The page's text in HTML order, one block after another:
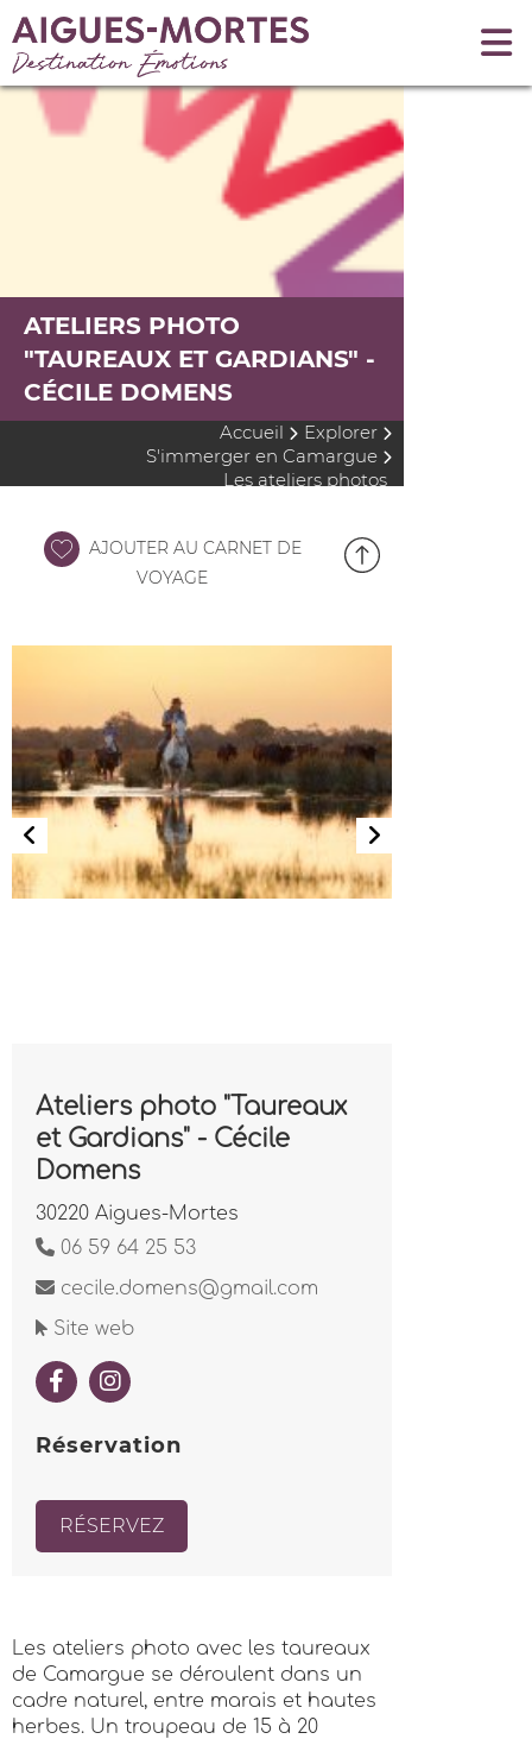
ATELIERS PHOTO
"TAUREAUX ET GARDIANS" -
CÉCILE DOMENS
Accueil
Explorer
S'immerger en Camargue
Les ateliers photos
AJOUTER AU CARNET DE
VOYAGE
Ateliers photo "Taureaux
et Gardians" - Cécile
Domens
30220 Aigues-Mortes
06 59 64 25 53
cecile.domens@gmail.com
Site web
Réservation
RÉSERVEZ
Les ateliers photo avec les taureaux
de Camargue se déroulent dans un
cadre naturel, entre marais et hautes
herbes. Un troupeau de 15 à 20